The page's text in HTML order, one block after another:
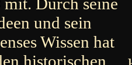
und sein
Wissen hat
historischen